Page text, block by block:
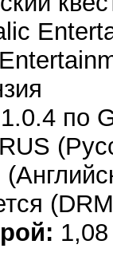
по
RUS